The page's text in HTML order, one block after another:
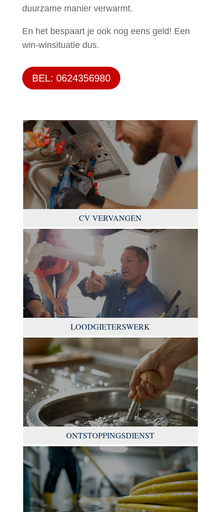
duurzame manier verwarmt.
En het bespaart je ook nog eens geld! Een
win-winsituatie dus.
BEL: 0624356980
CV VERVANGEN
LOODGIETERSWERK
ONTSTOPPINGSDIENST